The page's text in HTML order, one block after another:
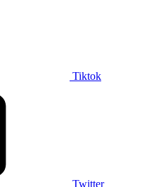
Tiktok
Twitter